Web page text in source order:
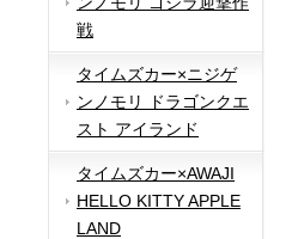
戦
タイムズカー×ニジゲ
ンノモリ ドラゴンクエ
スト アイランド
タイムズカー×AWAJI
HELLO KITTY APPLE
LAND